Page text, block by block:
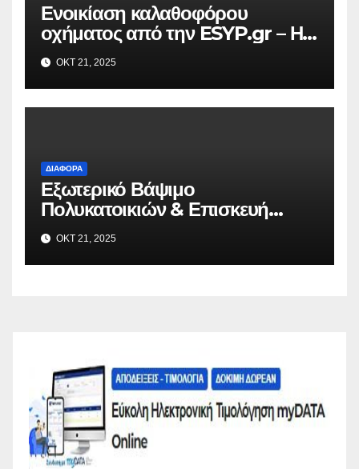
Ενοικίαση καλαθοφόρου
οχήματος από την ESYP.gr – Η
αξιόπιστη λύση για κάθε εργασία
σε ύψος
ΟΚΤ 21, 2025
ΔΙΆΦΟΡΑ
Εξωτερικό Βάψιμο
Πολυκατοικιών & Επισκευή
Μπαλκονιών σε Όλη την Αττική –
VAFO.GR
ΟΚΤ 21, 2025